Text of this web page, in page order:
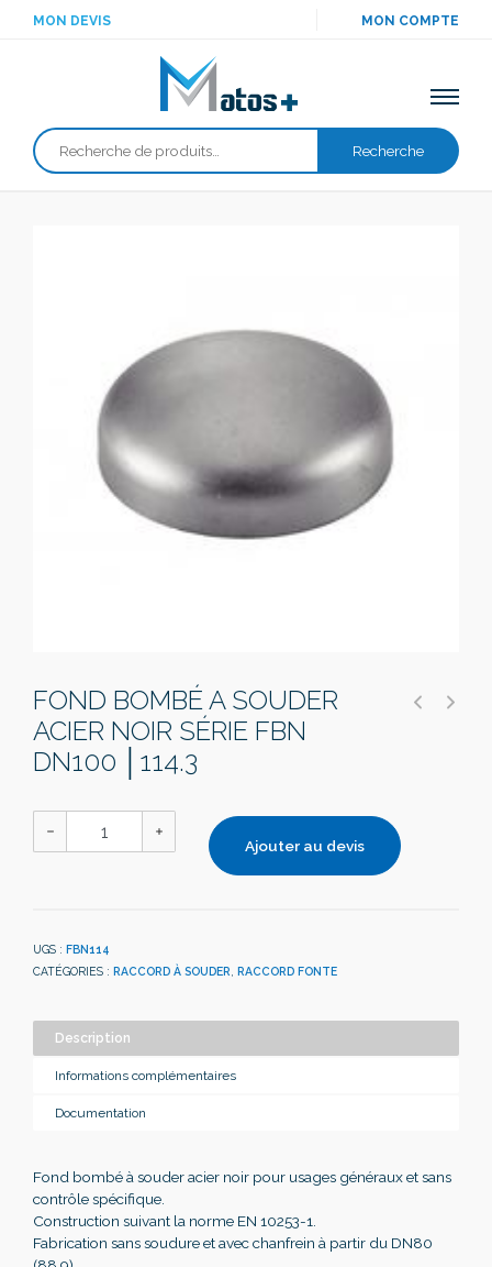
MON DEVIS MON COMPTE
Recherche
Recherche
FOND BOMBÉ A SOUDER
ACIER NOIR SÉRIE FBN
DN100 │114.3
Ajouter au devis
UGS : FBN114
CATÉGORIES : RACCORD À SOUDER RACCORD FONTE
Description
Informations complémentaires
Documentation
Fond bombé à souder acier noir pour usages généraux et sans
contrôle spécifique.
Construction suivant la norme EN 10253-1.
Fabrication sans soudure et avec chanfrein à partir du DN80